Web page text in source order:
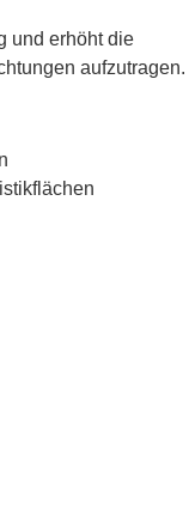
und erhöht die
aufzutragen.